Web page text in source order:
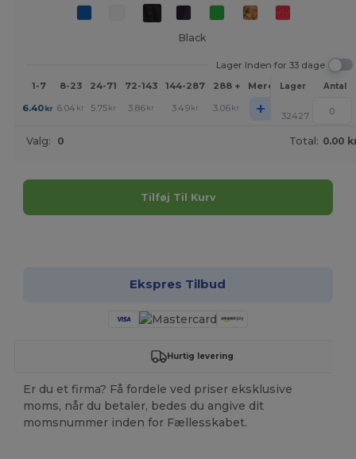
Black
Lager Inden for 33 dage
1-7
8-23 24-71 72-143 144-287 288 + Mere Lager Antal
6.40kr 6.04 kr 5.75 kr 3.86 kr 3.49 kr 3.06 kr + 32427
Valg: 0 Total: 0.00
Tilføj Til Kurv
Ekspres Tilbud
Hurtig levering
Er du et firma? Få fordele ved priser eksklusive
moms, når du betaler, bedes du angive dit
momsnummer inden for Fællesskabet.